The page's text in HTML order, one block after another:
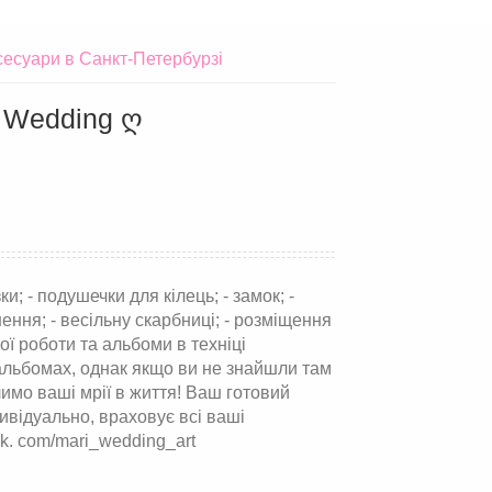
в Санкт-Петербурзі
Wedding ღ
- подушечки для кілець; - замок; -
- весільну скарбниці; - розміщення
роботи та альбоми в техніці
однак якщо ви не знайшли там
ваші мрії в життя! Ваш готовий
враховує всі ваші
com/mari_wedding_art